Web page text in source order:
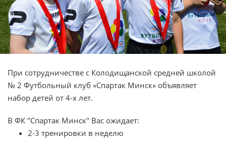
При сотрудничестве с Колодищанской средней школой
№ 2 Футбольный клуб «Спартак Минск» объявляет
набор детей от 4-х лет.
В ФК "Спартак Минск" Вас ожидает:
2-3 тренировки в неделю